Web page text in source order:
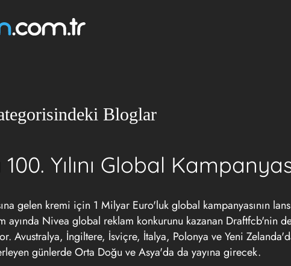
Bloglar
Yılını Global
gelen kremi için 1 Milyar Euro'luk global kampanyasının
ayında Nivea global reklam konkurunu kazanan Draftfcb'nin
Avustralya, İngiltere, İsviçre, İtalya, Polonya ve Yeni
günlerde Orta Doğu ve Asya'da da yayına girecek.